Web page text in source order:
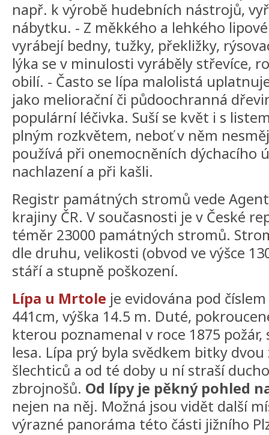
např. k výrobě hudebních nástrojů,
nábytku. - Z měkkého a lehkého
vyrábejí bedny, tužky, překližky,
lýka se v minulosti vyráběly střevíce,
obilí. - Často se lípa malolistá
jako meliorační či půdoochranná
populární léčivka. Suší se květ i s
plným rozkvětem, neboť v něm
používá při onemocněních dýchacího
nachlazení a při kašli.
Registr památných stromů vede
krajiny ČR. V současnosti je v České
téměr 23000 památných stromů.
dle druhu, velikosti (obvod ve výšce
stáří a stupně poškození.
Lípa u Mrtole je evidována pod
441cm, výška 14.5 m. Duté,
kterou poznamenal v roce 1875 požár,
lesa. Lípa prý byla svědkem bitky
šlechticů a od té doby u ní straší
zbrojnošů. Od lípy je pěkný pohled
nejen na něj. Možná jsou vidět další
výrazné panoráma této části jižního